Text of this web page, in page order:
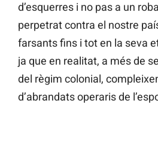
d’esquerres i no pas a un
perpetrat contra el nostre
farsants fins i tot en la seva
ja que en realitat, a més de
del règim colonial,
d’abrandats operaris de